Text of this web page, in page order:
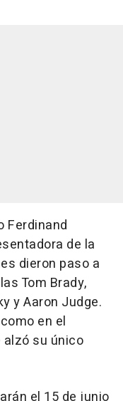
Ferdinand
de la
dieron paso a
Tom Brady,
y Aaron Judge.
en el
alzó su único